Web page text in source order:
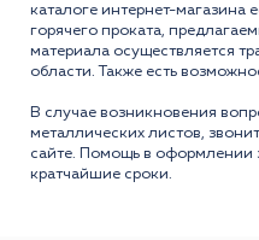
каталоге интернет-магазина
горячего проката,
материала осуществляется
области. Также есть
В случае возникновения
металлических листов,
сайте. Помощь в оформлении
кратчайшие сроки.